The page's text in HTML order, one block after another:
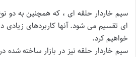
سیم خاردار حلقه ای ، که همچنین به دو
ای تقسیم می شود. آنها کاربردهای زیادی
خواهیم کرد.
سیم خاردار حلقه نیز در بازار ساخته